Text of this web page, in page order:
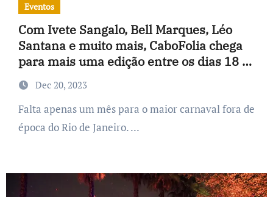
Eventos
Com Ivete Sangalo, Bell Marques, Léo
Santana e muito mais, CaboFolia chega
para mais uma edição entre os dias 18 e
20 de janeiro
Dec 20, 2023
Falta apenas um mês para o maior carnaval fora de
época do Rio de Janeiro. ...